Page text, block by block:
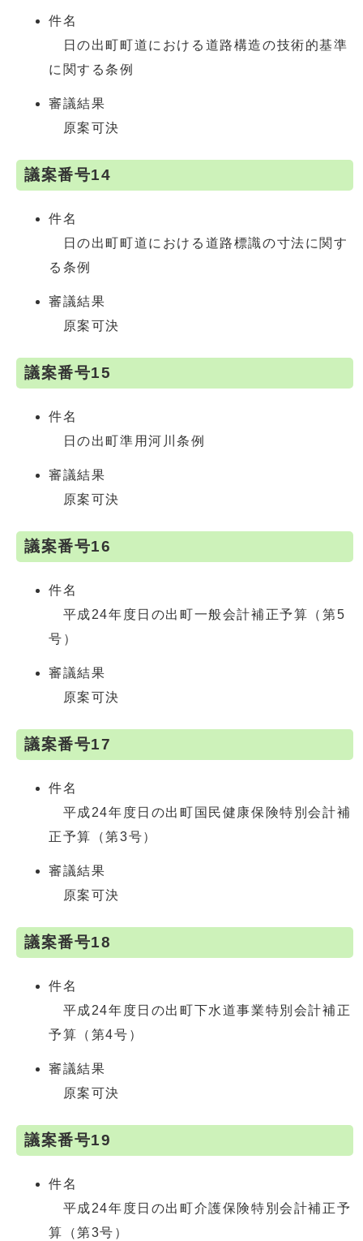
件名
日の出町町道における道路構造の技術的基準
に関する条例
審議結果
原案可決
議案番号14
件名
日の出町町道における道路標識の寸法に関す
る条例
審議結果
原案可決
議案番号15
件名
日の出町準用河川条例
審議結果
原案可決
議案番号16
件名
平成24年度日の出町一般会計補正予算（第5
号）
審議結果
原案可決
議案番号17
件名
平成24年度日の出町国民健康保険特別会計補
正予算（第3号）
審議結果
原案可決
議案番号18
件名
平成24年度日の出町下水道事業特別会計補正
予算（第4号）
審議結果
原案可決
議案番号19
件名
平成24年度日の出町介護保険特別会計補正予
算（第3号）